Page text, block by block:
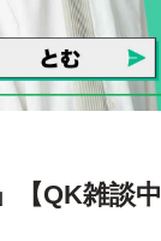
【QK雑談中